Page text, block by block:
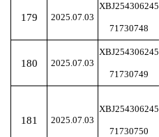
179 2025.07.03
XBJ254306245
71730748
180 2025.07.03
XBJ254306245
71730749
181 2025.07.03
XBJ254306245
71730750